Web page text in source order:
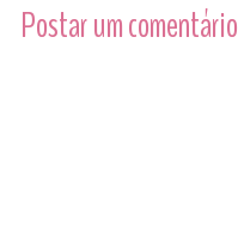
Postar um comentário